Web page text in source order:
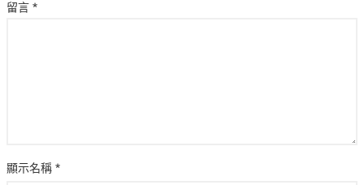
留言 *
顯示名稱 *